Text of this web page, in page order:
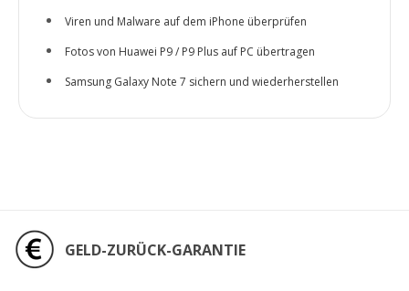
Viren und Malware auf dem iPhone überprüfen
Fotos von Huawei P9 / P9 Plus auf PC übertragen
Samsung Galaxy Note 7 sichern und wiederherstellen
GELD-ZURÜCK-GARANTIE